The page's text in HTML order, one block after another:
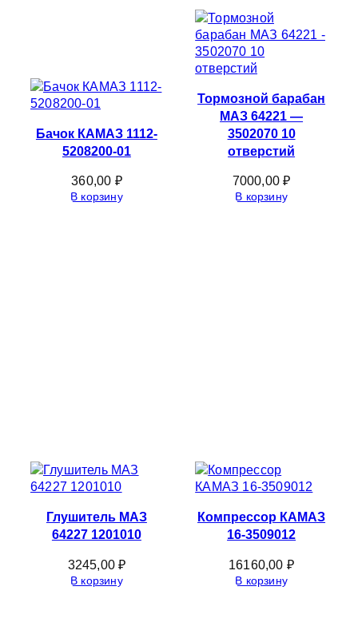
Бачок КАМАЗ 1112-
5208200-01
360,00 ₽
В корзину
Тормозной барабан
МАЗ 64221 —
3502070 10
отверстий
7000,00₽
В корзину
Глушитель МАЗ
64227 1201010
3245,00₽
В корзину
Компрессор КАМАЗ
16-3509012
16160,00 ₽
В корзину